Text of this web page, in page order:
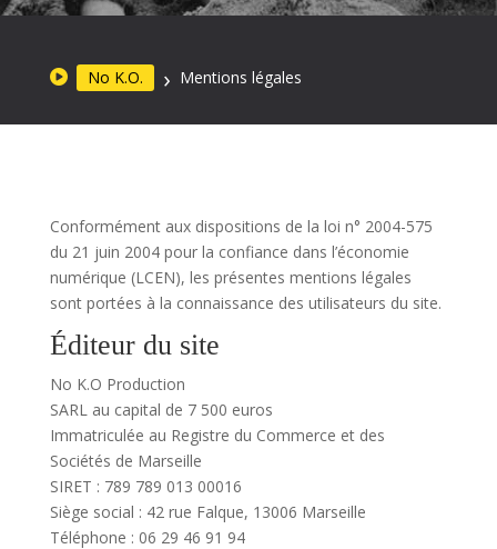
No K.O. Mentions légales
Conformément aux dispositions de la loi n° 2004-575
du 21 juin 2004 pour la confiance dans l’économie
numérique (LCEN), les présentes mentions légales
sont portées à la connaissance des utilisateurs du site.
Éditeur du site
No K.O Production
SARL au capital de 7 500 euros
Immatriculée au Registre du Commerce et des
Sociétés de Marseille
SIRET : 789 789 013 00016
Siège social : 42 rue Falque, 13006 Marseille
Téléphone : 06 29 46 91 94